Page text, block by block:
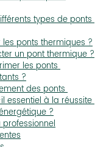
types de ponts
ponts thermiques ?
un pont thermique ?
les ponts
?
des ponts
essentiel à la réussite
?